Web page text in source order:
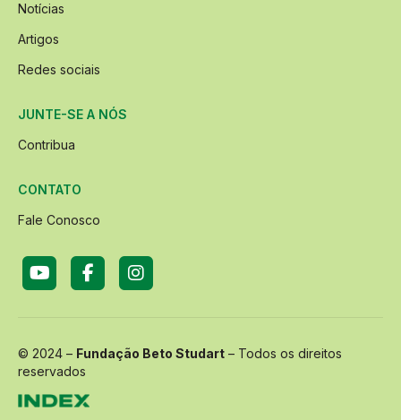
Notícias
Artigos
Redes sociais
JUNTE-SE A NÓS
Contribua
CONTATO
Fale Conosco
© 2024 – Fundação Beto Studart – Todos os direitos
reservados